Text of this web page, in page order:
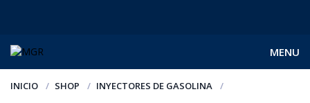
MENU
INICIO SHOP
INYECTORES DE GASOLINA